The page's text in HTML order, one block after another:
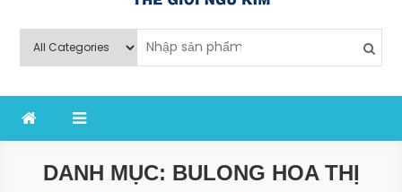
Thế Giới Ngũ Kim
nghiệp sản xuất
DANH MỤC: BULONG HOA THỊ